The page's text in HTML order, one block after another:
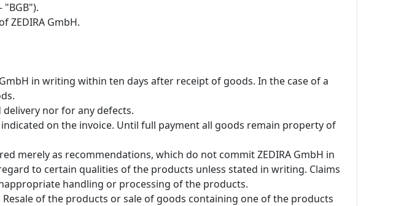
"BGB").
ZEDIRA GmbH.
in writing within ten days after receipt of goods. In the case of a
delivery nor for any defects.
on the invoice. Until full payment all goods remain property of
merely as recommendations, which do not commit ZEDIRA GmbH in
to certain qualities of the products unless stated in writing. Claims
handling or processing of the products.
of the products or sale of goods containing one of the products